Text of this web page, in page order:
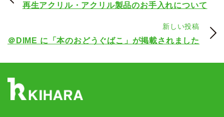
再生アクリル・アクリル製品のお手入れについて
新しい投稿
＠DIME に「本のおどうぐばこ」が掲載されました